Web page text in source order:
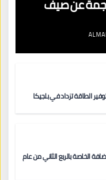
عن صيف
الطاقة تزداد في بلجيكا
الخاصة بالربع الثاني من عام